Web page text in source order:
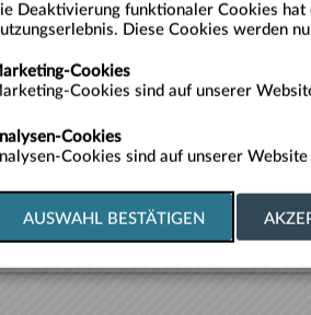
Deaktivierung funktionaler Cookies hat
Diese Cookies werden
Cookies
Cookies sind auf unserer
Cookies
Cookies sind auf unserer